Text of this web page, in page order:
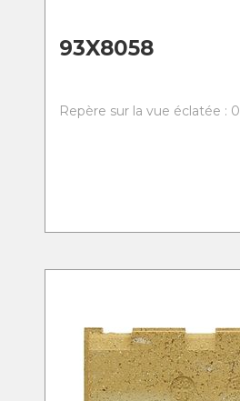
93X8058
Repère sur la vue éclatée : 0